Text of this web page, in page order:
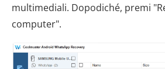
multimediali. Dopodiché, premi
computer".